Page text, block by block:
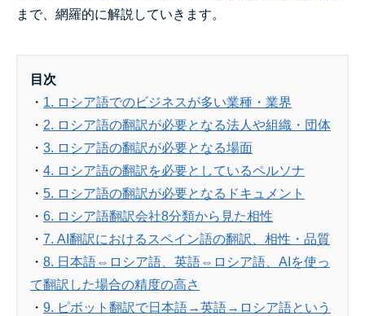
まで、網羅的に解説していきます。
目次
・ 1. ロシア語でのビジネスが多い業種・業界
・ 2. ロシア語の翻訳が必要となる法人や組織・団体
・ 3. ロシア語の翻訳が必要となる場面
・ 4. ロシア語の翻訳を必要としているペルソナ
・ 5. ロシア語の翻訳が必要となるドキュメント
・ 6. ロシア語翻訳会社8分類から見た相性
・ 7. AI翻訳におけるスペイン語の翻訳、相性・品質
・ 8. 日本語⇔ロシア語、英語⇔ロシア語、AIを使っ
て翻訳した場合の精度の高さ
・ 9. ピボット翻訳で日本語→英語→ロシア語という